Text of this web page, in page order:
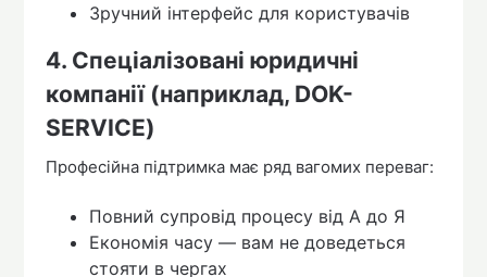
Зручний інтерфейс для користувачів
4. Спеціалізовані юридичні
компанії (наприклад, DOK-
SERVICE)
Професійна підтримка має ряд вагомих переваг:
Повний супровід процесу від А до Я
Економія часу — вам не доведеться
стояти в чергах